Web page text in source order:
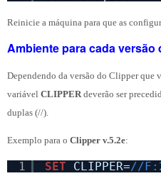
Reinicie a máquina para que as
Ambiente para cada versão
Dependendo da versão do Clipper que
variável CLIPPERdeverão ser
duplas (//).
Exemplo para o Clipper v.5.2e:
1 SET CLIPPER=//